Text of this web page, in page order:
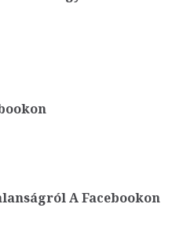
A Facebookon